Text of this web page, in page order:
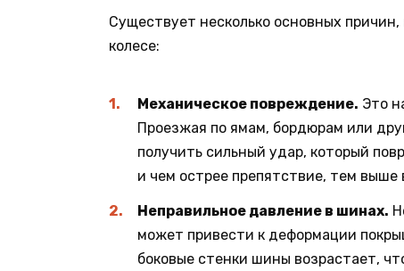
Существует несколько основных
колесе:
Механическое повреждение. Это
Проезжая по ямам, бордюрам или
получить сильный удар, который
и чем острее препятствие, тем
Неправильное давление в шинах.
может привести к деформации
боковые стенки шины возрастает,